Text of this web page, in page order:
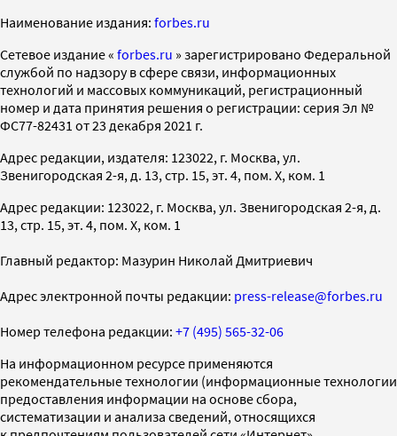
Наименование издания: forbes.ru
Cетевое издание « forbes.ru » зарегистрировано Федеральной
службой по надзору в сфере связи, информационных
технологий и массовых коммуникаций, регистрационный
номер и дата принятия решения о регистрации: серия Эл №
ФС77-82431 от 23 декабря 2021 г.
Адрес редакции, издателя: 123022, г. Москва, ул.
Звенигородская 2-я, д. 13, стр. 15, эт. 4, пом. X, ком. 1
Адрес редакции: 123022, г. Москва, ул. Звенигородская 2-я, д.
13, стр. 15, эт. 4, пом. X, ком. 1
Главный редактор: Мазурин Николай Дмитриевич
Адрес электронной почты редакции: press-release@forbes.ru
Номер телефона редакции: +7 (495) 565-32-06
На информационном ресурсе применяются
рекомендательные технологии (информационные технологии
предоставления информации на основе сбора,
систематизации и анализа сведений, относящихся